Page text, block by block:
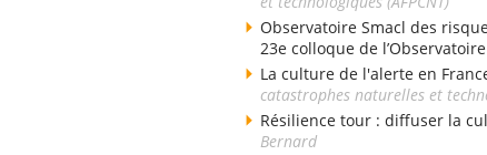
Observatoire Smacl des
23e colloque de
La culture de l'alerte en
catastrophes naturelles et
Résilience tour : diffuser la
Bernard